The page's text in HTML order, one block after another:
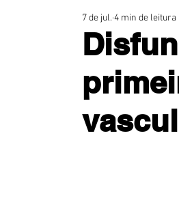
7 de jul. 4 min de leitura